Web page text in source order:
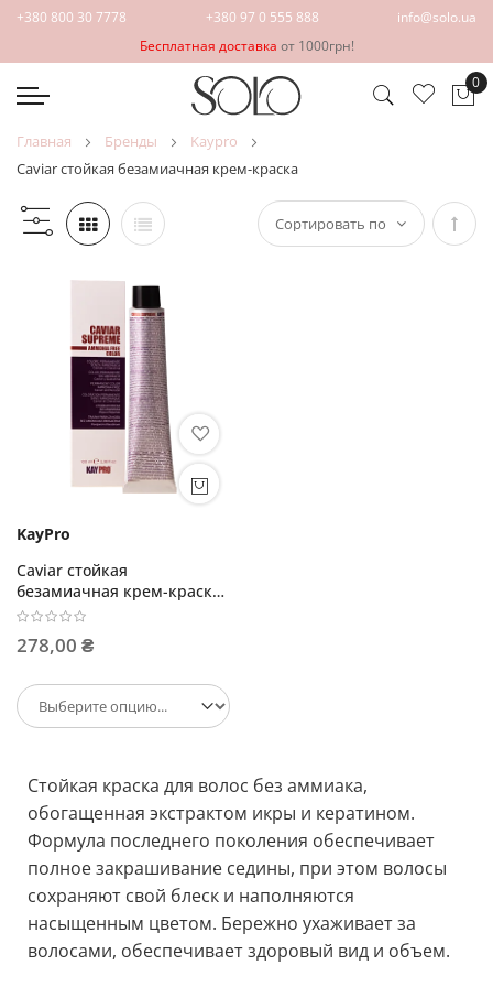
+380 800 30 7778 +380 97 0 555 888
info@solo.ua
Бесплатная доставка от 1000грн!
0
главная бренды
kaypro
caviar стойкая безамиачная крем-краска
KayPro
Caviar стойкая
безамиачная крем-краска
100мл
278,00 ₴
Стойкая краска для волос без аммиака,
обогащенная экстрактом икры и кератином.
Формула последнего поколения обеспечивает
полное закрашивание седины, при этом волосы
сохраняют свой блеск и наполняются
насыщенным цветом. Бережно ухаживает за
волосами, обеспечивает здоровый вид и объем.